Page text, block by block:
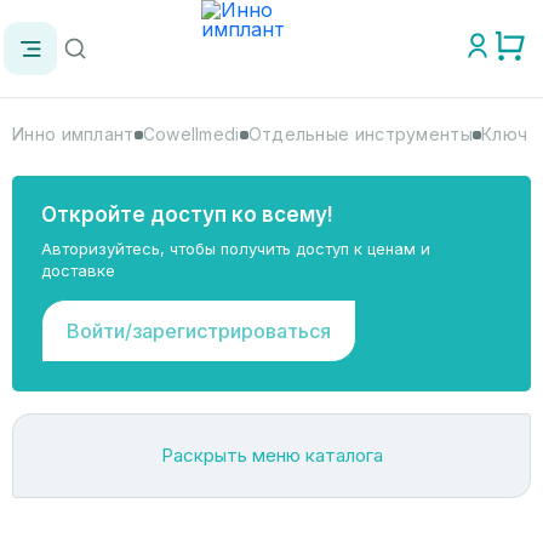
Инно имплант Cowellmedi Отдельные инструменты Ключ
Откройте доступ ко всему!
Авторизуйтесь, чтобы получить доступ к ценам и
доставке
Войти/зарегистрироваться
Раскрыть меню каталога